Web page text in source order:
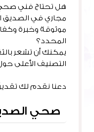
هل تحتاج فني
مجاري في الصديق
موثوقة وخبرة
المحدد؟
يمكنك أن تشعر
التصنيف الأعلى
دعنا نقدم لك
صحي